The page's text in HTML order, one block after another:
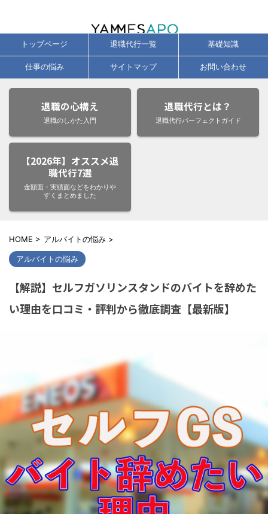
トップページ 退職代行一覧 基礎知識
仕事の悩み サイトマップ お問い合わせ
退職の心構え
退職のしかた入門
退職代行とは？
退職代行パーフェクトガイド
【2026年】オススメ退
職代行7選
金額面・実績面などをわかりや
すくまとめました
HOME > アルバイトの悩み >
アルバイトの悩み
【解説】セルフガソリンスタンドのバイトを辞めた
い理由を口コミ・評判から徹底調査【最新版】